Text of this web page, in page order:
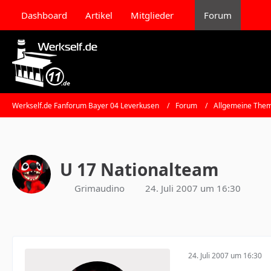
Dashboard Artikel Mitglieder Forum
Werkself.de Fanforum Bayer 04 Leverkusen Forum Allgemeine
U 17 Nationalteam
Grimaudino 24. Juli 2007 um 16:30
24. Juli 2007 um 16:30